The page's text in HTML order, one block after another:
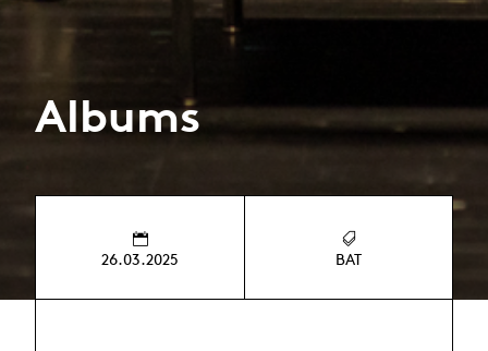
Albums
26.03.2025 BAT